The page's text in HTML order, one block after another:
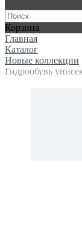
Корзина
Главная
Каталог
Новые коллекции
Гидрообувь